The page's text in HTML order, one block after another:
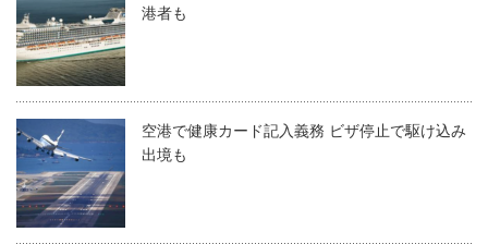
港者も
空港で健康カード記入義務 ビザ停止で駆け込み
出境も